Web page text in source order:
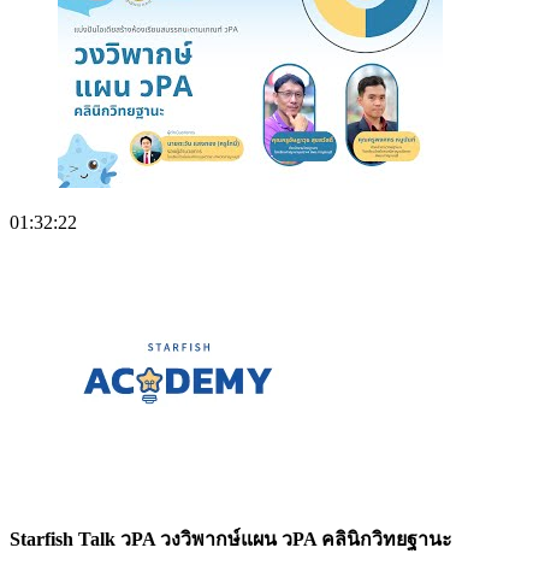
01:32:22
Starfish Talk วPA วงวิพากษ์แผน วPA คลินิกวิทยฐานะ